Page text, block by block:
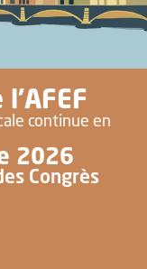
l'AFEF
continue en
2026
Congrès